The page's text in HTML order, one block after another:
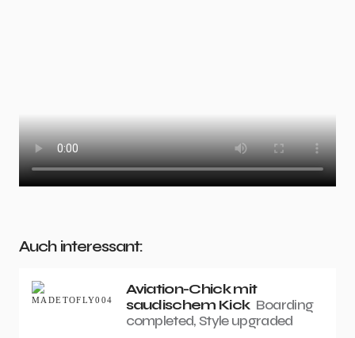
Auch interessant:
Aviation-Chick mit
saudischem Kick Boarding
completed, Style upgraded